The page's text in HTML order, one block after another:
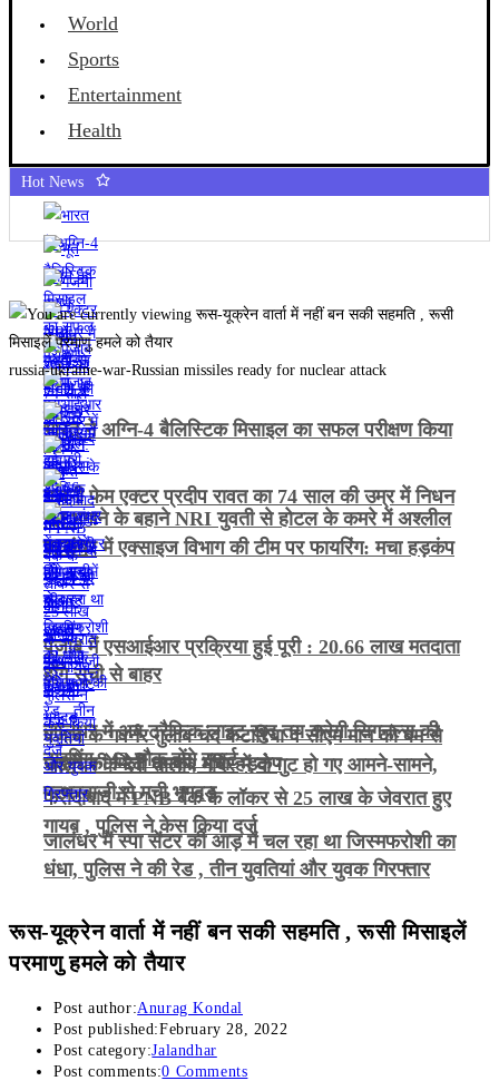
World
Sports
Entertainment
Health
Hot News
भारत ने अग्नि-4 बैलिस्टिक मिसाइल का सफल परीक्षण किया
भूत भगाने के बहाने NRI युवती से होटल के कमरे में अश्लील
हरकत
गजनी फेम एक्टर प्रदीप रावत का 74 साल की उम्र में निधन
जालंधर में एक्साइज विभाग की टीम पर फायरिंग: मचा हड़कंप
पंजाब में एसआईआर प्रक्रिया हुई पूरी : 20.66 लाख मतदाता
होंगे सूची से बाहर
पंजाब के गवर्नर गुलाब चंद कटारिया व सीएम मान को बम से
उड़ाने की मिली धमकी, मचा हड़कंप
जालंधर में अब ट्रैफिक लाइट खुद तय करेगी सिगनल्स की
टाइमिंग , 42 चौक होंगे स्मार्ट
जालंधर के देवी तालाब मंदिर में दो गुट हो गए आमने-सामने,
पत्थरबाजी से मची भगदड़
फरीदाबाद में PNB बैंक के लॉकर से 25 लाख के जेवरात हुए
गायब , पुलिस ने केस किया दर्ज
जालंधर में स्पा सेंटर की आड़ में चल रहा था जिस्मफरोशी का
धंधा, पुलिस ने की रेड , तीन युवतियां और युवक गिरफ्तार
russia-ukraine-war-Russian missiles ready for nuclear attack
रूस-यूक्रेन वार्ता में नहीं बन सकी सहमति , रूसी मिसाइलें
परमाणु हमले को तैयार
Post author:Anurag Kondal
Post published:February 28, 2022
Post category:Jalandhar
Post comments:0 Comments